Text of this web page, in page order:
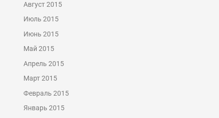
Август 2015
Июль 2015
Июнь 2015
Май 2015
Апрель 2015
Март 2015
Февраль 2015
Январь 2015